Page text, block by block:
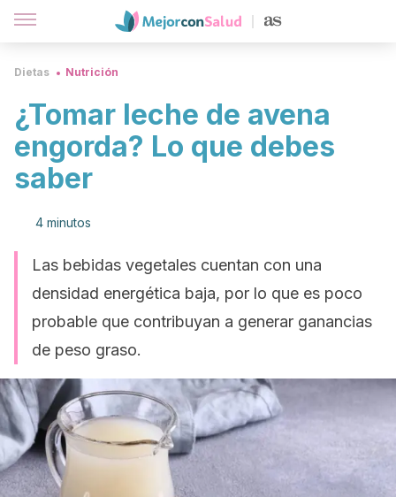
Dietas Nutrición
¿Tomar leche de avena
engorda? Lo que debes
saber
4 minutos
Las bebidas vegetales cuentan con una
densidad energética baja, por lo que es poco
probable que contribuyan a generar ganancias
de peso graso.